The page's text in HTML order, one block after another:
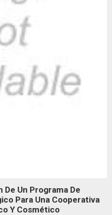
Un Programa De
Para Una Cooperativa
Y Cosmético